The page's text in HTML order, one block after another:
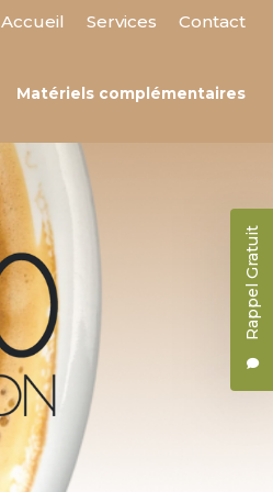
Rappel Gratuit
Accueil Services
Contact
Matériels complémentaires